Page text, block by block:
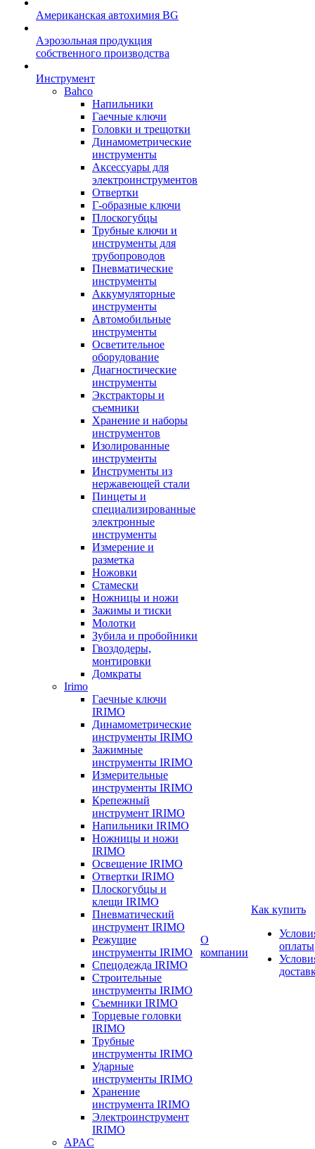
Американская автохимия BG
Аэрозольная продукция
собственного производства
Инструмент
Bahco
Напильники
Гаечные ключи
Головки и трещотки
Динамометрические
инструменты
Аксессуары для
электроинструментов
Отвертки
Г-образные ключи
Плоскогубцы
Трубные ключи и
инструменты для
трубопроводов
Пневматические
инструменты
Аккумуляторные
инструменты
Автомобильные
инструменты
Осветительное
оборудование
Диагностические
инструменты
Экстракторы и
съемники
Хранение и наборы
инструментов
Изолированные
инструменты
Инструменты из
нержавеющей стали
Пинцеты и
специализированные
электронные
инструменты
Измерение и
разметка
Ножовки
Стамески
Ножницы и ножи
Зажимы и тиски
Молотки
Зубила и пробойники
Гвоздодеры,
монтировки
Домкраты
Irimo
Гаечные ключи
IRIMO
Динамометрические
инструменты IRIMO
Зажимные
инструменты IRIMO
Измерительные
инструменты IRIMO
Крепежный
инструмент IRIMO
Напильники IRIMO
Ножницы и ножи
IRIMO
Освещение IRIMO
Отвертки IRIMO
Плоскогубцы и
клещи IRIMO
Пневматический
инструмент IRIMO
Режущие
инструменты IRIMO
Спецодежда IRIMO
Строительные
инструменты IRIMO
Съемники IRIMO
Торцевые головки
IRIMO
Трубные
инструменты IRIMO
Ударные
инструменты IRIMO
Хранение
инструмента IRIMO
Электроинструмент
IRIMO
APAC
О
компании
Как купить
оплаты